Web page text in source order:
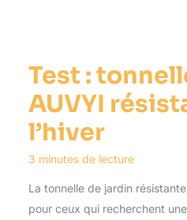
Test :
AUVYI
l’hiver
3 minutes de lecture
La tonnelle de jardin
pour ceux qui recherchent une